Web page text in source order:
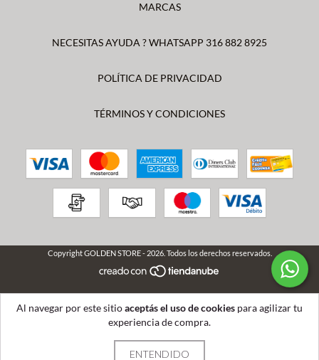
Al navegar por este sitioaceptás el uso de cookies para agilizar tu
experiencia de compra.
ENTENDIDO
MARCAS
NECESITAS AYUDA ? WHATSAPP 316 882 8925
POLÍTICA DE PRIVACIDAD
TÉRMINOS Y CONDICIONES
Copyright GOLDEN STORE - 2026. Todos los derechos reservados.